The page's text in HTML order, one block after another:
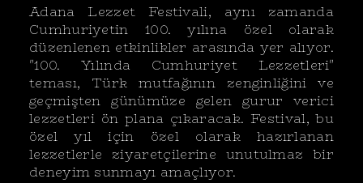
Adana Lezzet Festivali, aynı zamanda
Cumhuriyetin 100. yılına özel olarak
düzenlenen etkinlikler arasında yer alıyor.
"100. Yılında Cumhuriyet Lezzetleri"
teması, Türk mutfağının zenginliğini ve
geçmişten günümüze gelen gurur verici
lezzetleri ön plana çıkaracak. Festival, bu
özel yıl için özel olarak hazırlanan
lezzetlerle ziyaretçilerine unutulmaz bir
deneyim sunmayı amaçlıyor.